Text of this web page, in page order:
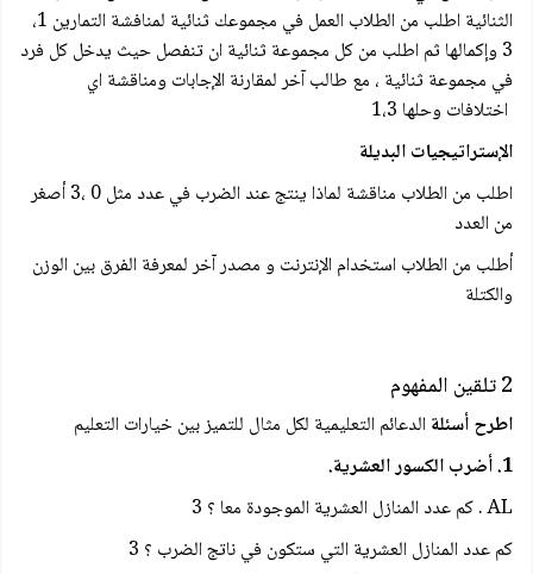
الثنائية اطلب من الطلاب العمل في مجموعك ثنائية لمنافشة التمارين 1،
3 وإكمالها ثم اطلب من كل مجموعة ثنائية ان تنفصل حيث يدخل كل فرد
في مجموعة ثنائية ، مع طالب آخر لمقارنة الإجابات ومناقشة اي
اختلافات وحلها 1،3
الإستراتيجيات البديلة
اطلب من الطلاب مناقشة لماذا ينتج عند الضرب في عدد مثل 0 ،3 أصغر
من العدد
أطلب من الطلاب استخدام الإنترنت و مصدر آخر لمعرفة الفرق بين الوزن
والكتلة
2 تلقين المفهوم
اطرح أسئلة الدعائم التعليمية لكل مثال للتميز بين خيارات التعليم
1. أضرب الكسور العشرية.
AL . كم عدد المنازل العشرية الموجودة معا ؟ 3
كم عدد المنازل العشرية التي ستكون في ناتج الضرب ؟ 3